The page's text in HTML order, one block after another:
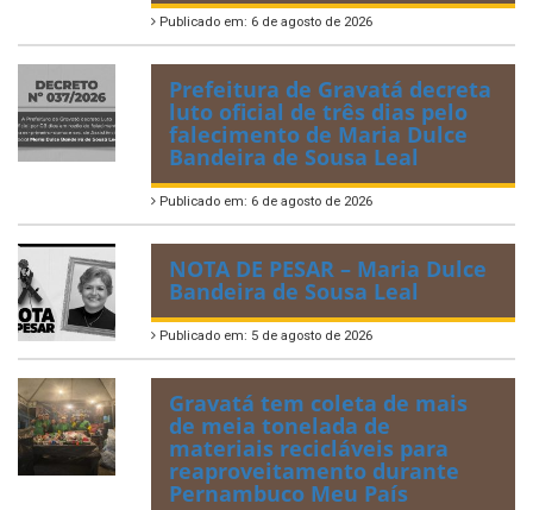
Publicado em: 6 de agosto de 2026
Prefeitura de Gravatá decreta
luto oficial de três dias pelo
falecimento de Maria Dulce
Bandeira de Sousa Leal
Publicado em: 6 de agosto de 2026
NOTA DE PESAR – Maria Dulce
Bandeira de Sousa Leal
Publicado em: 5 de agosto de 2026
Gravatá tem coleta de mais
de meia tonelada de
materiais recicláveis para
reaproveitamento durante
Pernambuco Meu País